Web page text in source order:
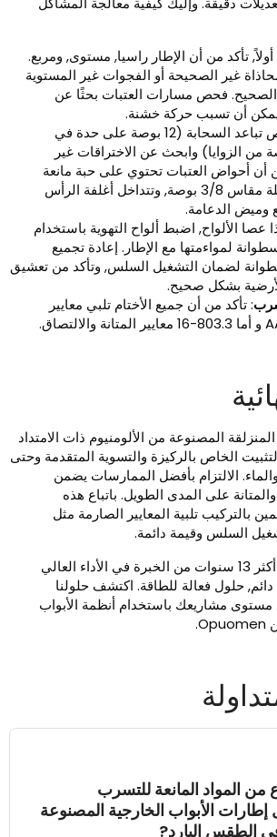
تأكد من أن الإطار راسيا, مستوى, ومربع.
غير الصحيحة أو الفجوات غير المستوية
فحص مسارات العتبات بحثًا عن
أن تسبب حركة خشنة.
: فحص تباعد السحابة (12 بوصة على حدة في
بوصة من الزوايا) وابحث عن الاختراقات غير
أن أحواض العتبات تحتوي على حبة مانعة
للتسرب متواصلة مقاس 3/8 بوصة, وتتداخل أغلفة الرأس
الدعامة.
الألواح, اضبط ألواح التهوية باستخدام
لمواءمتها مع الإطار. إعادة تجميع
لضمان التشغيل السلس, وتأكد من تعشيق
بشكل صحيح.
: تأكد من أن جميع الأختام تلبي معايير
المصنوعة من الألومنيوم ذات الامتداد
الخاص بالركيزة والتسوية المتقدمة وحتى
الالتزام بأفضل الممارسات يضمن
على المدى الطويل. باتباع هذه
بالتركيب تلبية المعايير الصارمة مثل
حلول فعالة للطاقة. اكتشف حلولنا
مشاريعك باستخدام أنظمة الأبواب
المواد المانعة للتسرب
الأبواب الخارجية المصنوعة
الطقس البارد?